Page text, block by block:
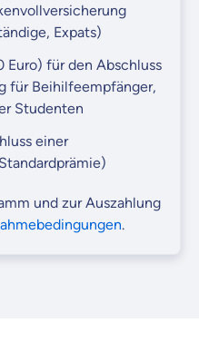
Expats)
Euro) für den Abschluss
für Beihilfeempfänger,
Studenten
einer
und zur Auszahlung
.